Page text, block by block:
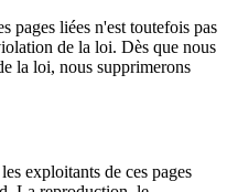
pages liées n'est toutefois pas
de la loi. Dès que nous
la loi, nous supprimerons
exploitants de ces pages